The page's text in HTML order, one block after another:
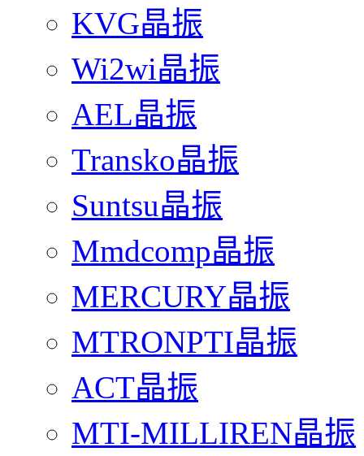
KVG晶振
Wi2wi晶振
AEL晶振
Transko晶振
Suntsu晶振
Mmdcomp晶振
MERCURY晶振
MTRONPTI晶振
ACT晶振
MTI-MILLIREN晶振